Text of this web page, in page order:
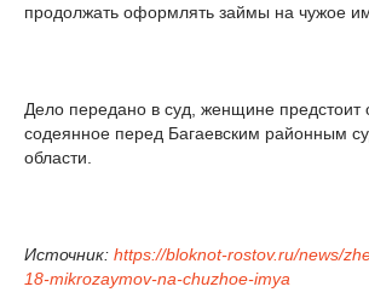
продолжать оформлять займы на чужое
Дело передано в суд, женщине предстоит
содеянное перед Багаевским районным
области.
Источник: https://bloknot-rostov.ru/news/
18-mikrozaymov-na-chuzhoe-imya